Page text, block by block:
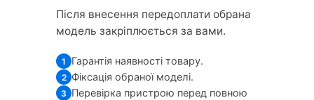
Після внесення передоплати обрана
модель закріплюється за вами.
1 Гарантія наявності товару.
2 Фіксація обраної моделі.
3 Перевірка пристрою перед повною